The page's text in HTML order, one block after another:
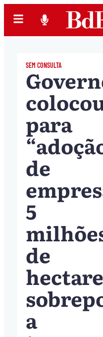
SEM CONSULTA
para
de
5
de
a